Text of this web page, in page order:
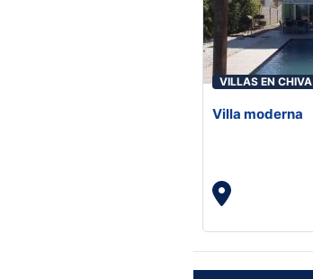
VILLAS EN CHIVA
Villa moderna